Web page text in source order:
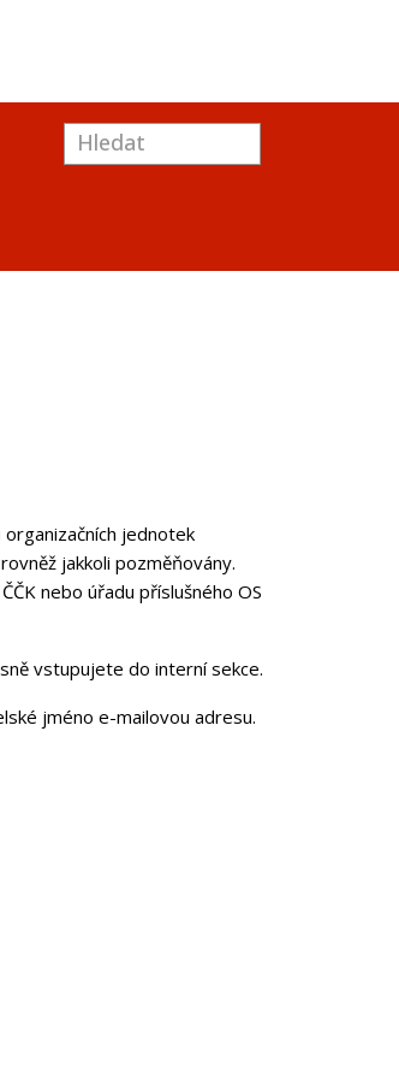
jednotek
jakkoli pozměňovány.
nebo úřadu příslušného OS
vstupujete do interní sekce.
jméno e-mailovou adresu.